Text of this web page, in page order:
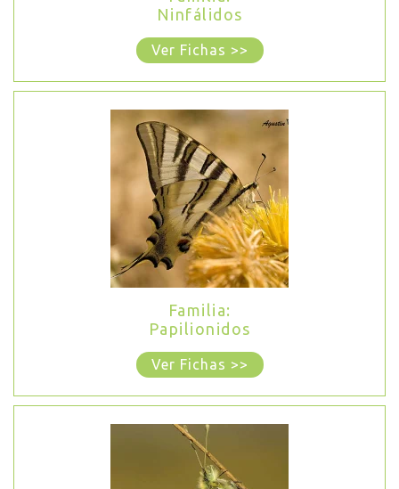
Ninfálidos
Ver Fichas >>
Familia:
Papilionidos
Ver Fichas >>